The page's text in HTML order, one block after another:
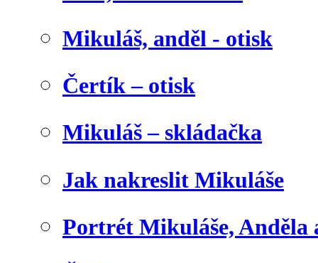
Mikuláš, anděl - otisk
Čertík – otisk
Mikuláš – skládačka
Jak nakreslit Mikuláše
Portrét Mikuláše, Anděla